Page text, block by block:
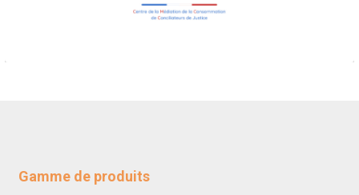
Gamme de produits